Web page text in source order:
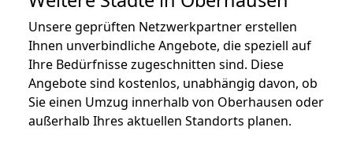
Unsere geprüften Netzwerkpartner erstellen
Ihnen unverbindliche Angebote, die speziell auf
Ihre Bedürfnisse zugeschnitten sind. Diese
Angebote sind kostenlos, unabhängig davon, ob
Sie einen Umzug innerhalb von Oberhausen oder
außerhalb Ihres aktuellen Standorts planen.